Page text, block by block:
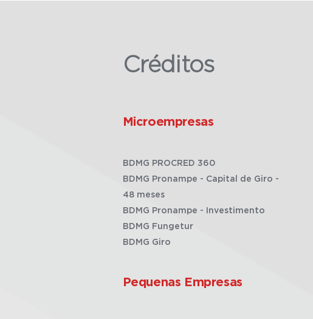
Créditos
Microempresas
BDMG PROCRED 360
BDMG Pronampe - Capital de Giro -
48 meses
BDMG Pronampe - Investimento
BDMG Fungetur
BDMG Giro
Pequenas Empresas